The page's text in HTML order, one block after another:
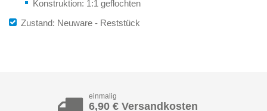
Konstruktion: 1:1 geflochten
Zustand: Neuware - Reststück
einmalig
6,90 € Versandkosten